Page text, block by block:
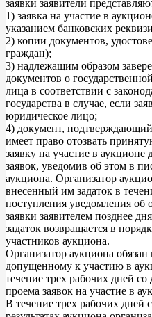
заявки заявители
1) заявка на участие в
указанием банковских
2) копии документов,
граждан);
3) надлежащим образом
документов о
лица в соответствии с
государства в случае, если
юридическое лицо;
4) документ, подтверждающий
имеет право отозвать
заявку на участие в
заявок, уведомив об этом в
аукциона. Организатор
внесенный им задаток в
поступления уведомления об
заявки заявителем позднее
задаток возвращается в
участников аукциона.
Организатор аукциона обязан
допущенному к участию в
течение трех рабочих дней
проема заявок на участие в
В течение трех рабочих дней